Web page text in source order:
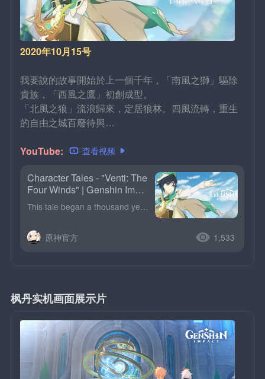
2020年10月15号
我要說的故事開始於上一個千年，「南風之獅」驅除
貴族，「西風之鷹」初創成型。
「北風之狼」流浪歸來，定居狼林。四風流轉，重生
的自由之城百廢待興…
YouTube: 查看视频
Character Tales - "Venti: The
Four Winds" | Genshin Impa
ct
This tale began a thousand years ago, when Mondstadt&#39;s rulers fell from grace. The southern lion their crowns to the earth did throw, and the west wind arose and took their place.The guardian of t
原神官方 1,533
枫丹实机画面展示片